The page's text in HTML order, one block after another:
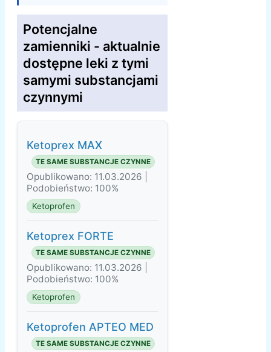
Potencjalne
zamienniki - aktualnie
dostępne leki z tymi
samymi substancjami
czynnymi
Ketoprex MAX
TE SAME SUBSTANCJE CZYNNE
Opublikowano: 11.03.2026 |
Podobieństwo: 100%
Ketoprofen
Ketoprex FORTE
TE SAME SUBSTANCJE CZYNNE
Opublikowano: 11.03.2026 |
Podobieństwo: 100%
Ketoprofen
Ketoprofen APTEO MED
TE SAME SUBSTANCJE CZYNNE